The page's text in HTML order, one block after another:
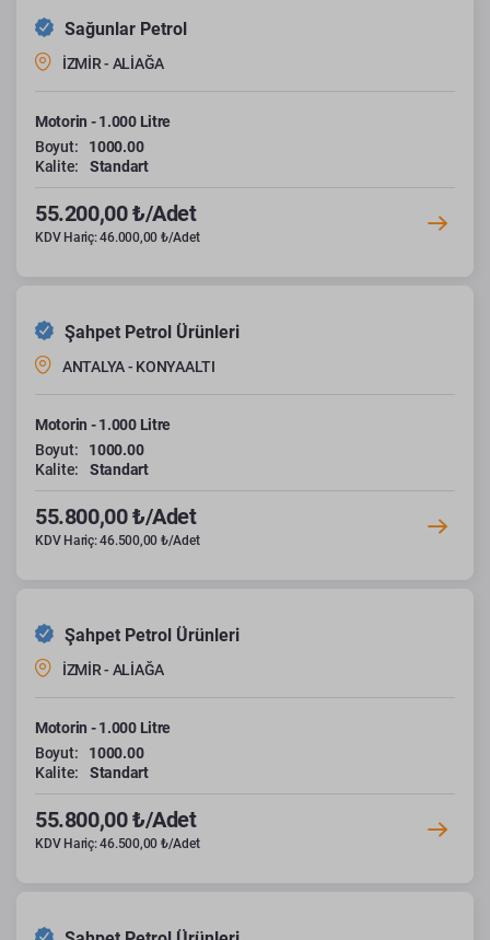
Sağunlar Petrol
İZMİR - ALİAĞA
Motorin - 1.000 Litre
Boyut:
1000.00
Kalite:
Standart
55.200,00 ₺/Adet
KDV Hariç: 46.000,00 ₺/Adet
Şahpet Petrol Ürünleri
ANTALYA - KONYAALTI
Motorin - 1.000 Litre
Boyut:
1000.00
Kalite:
Standart
55.800,00 ₺/Adet
KDV Hariç: 46.500,00 ₺/Adet
Şahpet Petrol Ürünleri
İZMİR - ALİAĞA
Motorin - 1.000 Litre
Boyut:
1000.00
Kalite:
Standart
55.800,00 ₺/Adet
KDV Hariç: 46.500,00 ₺/Adet